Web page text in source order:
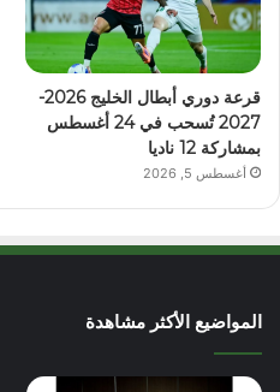
قرعة دوري أبطال الخليج 2026-
2027 تُسحب في 24 أغسطس
بمشاركة 12 ناديا
أغسطس 5, 2026
المواضيع الأكثر مشاهدة